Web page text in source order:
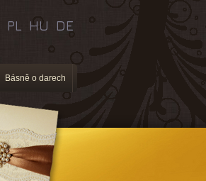
DE
HU
PL
Básně o darech